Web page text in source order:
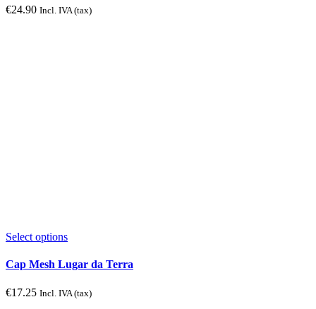
€24.90 Incl. IVA (tax)
Select optionsThis
has
multiple
The
Cap Mesh Lugar da Terra
€17.25 Incl. IVA (tax)